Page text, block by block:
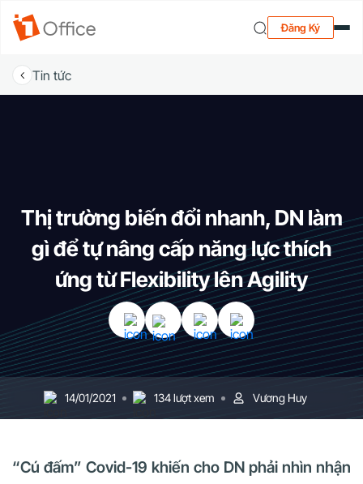
Đăng Ký
Tin tức
Thị trường biến đổi nhanh, DN làm
gì để tự nâng cấp năng lực thích
ứng từ Flexibility lên Agility
14/01/2021 134 lượt xem Vương Huy
“Cú đấm” Covid-19 khiến cho DN phải nhìn nhận